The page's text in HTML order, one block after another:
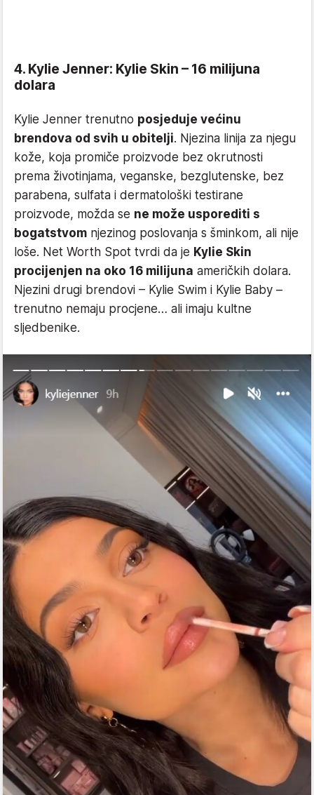
4. Kylie Jenner: Kylie Skin – 16 milijuna
dolara
Kylie Jenner trenutno posjeduje većinu
brendova od svih u obitelji. Njezina linija za njegu
kože, koja promiče proizvode bez okrutnosti
prema životinjama, veganske, bezglutenske, bez
parabena, sulfata i dermatološki testirane
proizvode, možda se ne može usporediti s
bogatstvom njezinog poslovanja s šminkom, ali nije
loše. Net Worth Spot tvrdi da je Kylie Skin
procijenjen na oko 16 milijuna američkih dolara.
Njezini drugi brendovi – Kylie Swim i Kylie Baby –
trenutno nemaju procjene… ali imaju kultne
sljedbenike.